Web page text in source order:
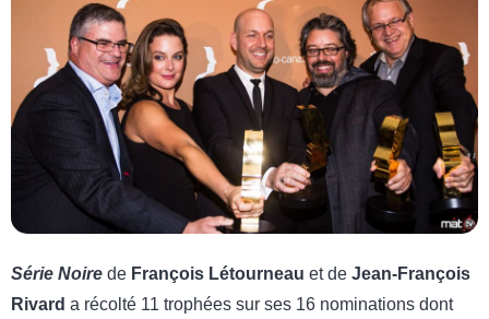
Série Noire de François Létourneau et de Jean-François
Rivard a récolté 11 trophées sur ses 16 nominations dont